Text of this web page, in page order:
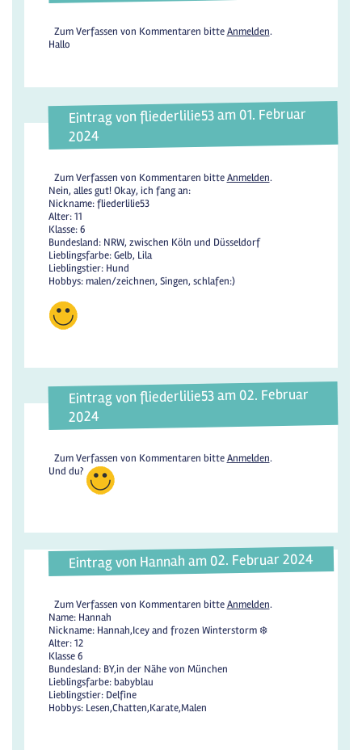
Zum Verfassen von Kommentaren bitteAnmelden.
Hallo
Eintrag von fliederlilie53 am 01. Februar
2024
Zum Verfassen von Kommentaren bitteAnmelden.
Nein, alles gut! Okay, ich fang an:
Nickname: fliederlilie53
Alter: 11
Klasse: 6
Bundesland: NRW, zwischen Köln und Düsseldorf
Lieblingsfarbe: Gelb, Lila
Lieblingstier: Hund
Hobbys: malen/zeichnen, Singen, schlafen:)
Eintrag von fliederlilie53 am 02. Februar
2024
Zum Verfassen von Kommentaren bitteAnmelden.
Und du?
Eintrag von Hannah am 02. Februar 2024
Zum Verfassen von Kommentaren bitteAnmelden.
Name: Hannah
Nickname: Hannah,Icey and frozen Winterstorm ❄️
Alter: 12
Klasse 6
Bundesland: BY,in der Nähe von München
Lieblingsfarbe: babyblau
Lieblingstier: Delfine
Hobbys: Lesen,Chatten,Karate,Malen